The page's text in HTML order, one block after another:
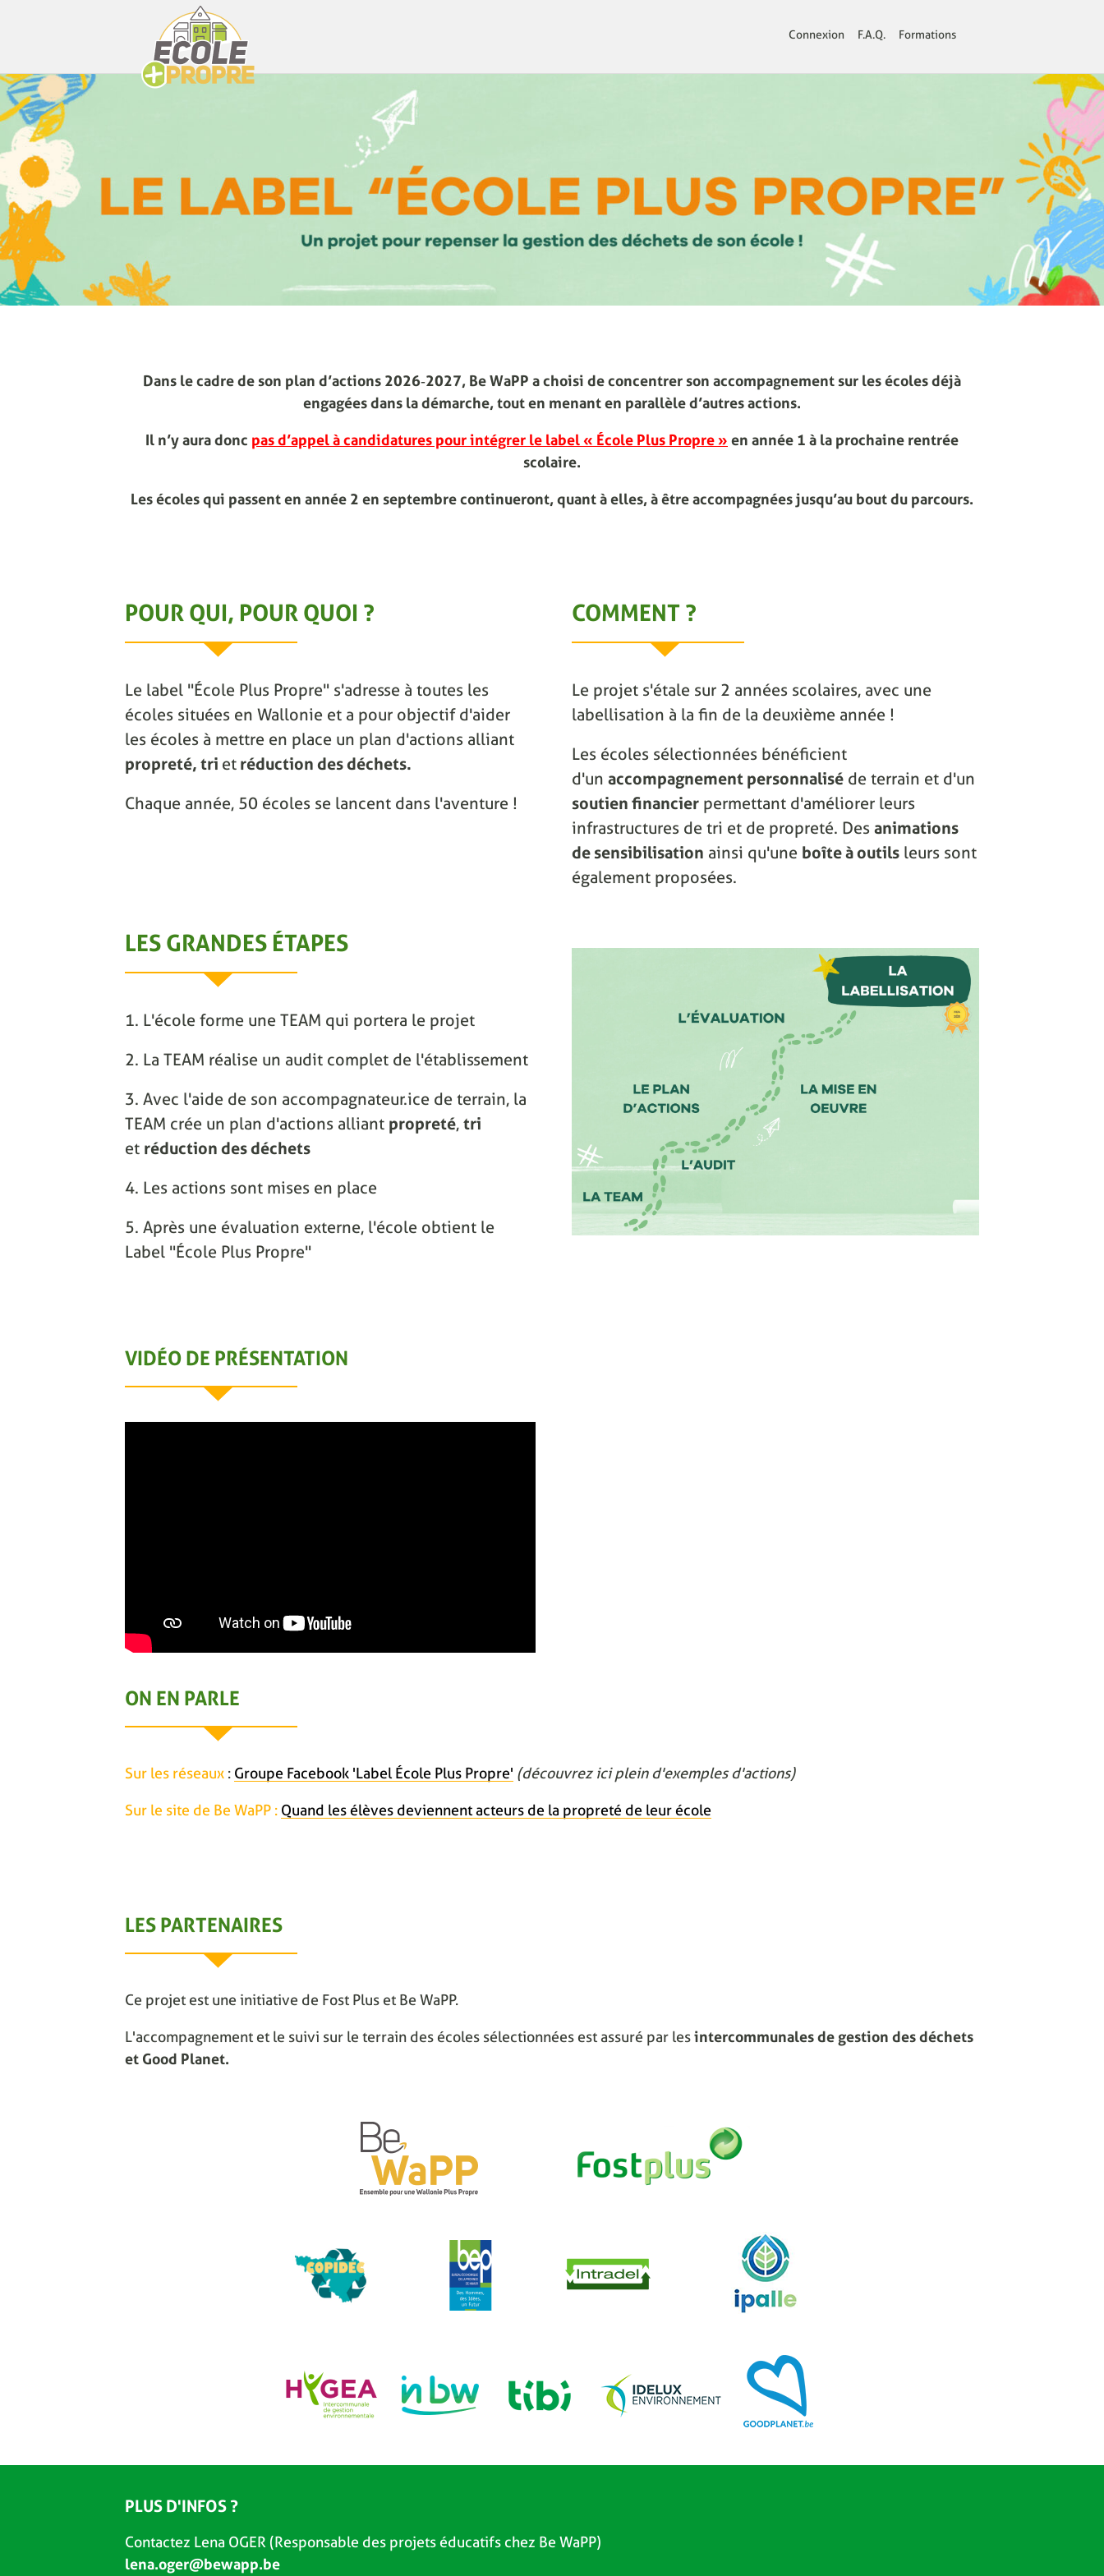
Connexion F.A.Q. Formations
Dans le cadre de son plan d’actions 2026‑2027, Be WaPP a choisi de concentrer son accompagnement sur les écoles déjà
engagées dans la démarche, tout en menant en parallèle d’autres actions.
Il n’y aura donc pas d’appel à candidatures pour intégrer le label « École Plus Propre » en année 1 à la prochaine rentrée
scolaire.
Les écoles qui passent en année 2 en septembre continueront, quant à elles, à être accompagnées jusqu’au bout du parcours.
POUR QUI, POUR QUOI ?
Le label "École Plus Propre" s'adresse à toutes les
écoles situées en Wallonie et a pour objectif d'aider
les écoles à mettre en place un plan d'actions alliant
propreté, tri et réduction des déchets.
Chaque année, 50 écoles se lancent dans l'aventure !
COMMENT ?
Le projet s'étale sur 2 années scolaires, avec une
labellisation à la fin de la deuxième année !
Les écoles sélectionnées bénéficient
d'un accompagnement personnalisé de terrain et d'un
soutien financier permettant d'améliorer leurs
infrastructures de tri et de propreté. Des animations
de sensibilisation ainsi qu'une boîte à outils leurs sont
également proposées.
LES GRANDES ÉTAPES
1. L'école forme une TEAM qui portera le projet
2. La TEAM réalise un audit complet de l'établissement
3. Avec l'aide de son accompagnateur.ice de terrain, la
TEAM crée un plan d'actions alliant propreté, tri
et réduction des déchets
4. Les actions sont mises en place
5. Après une évaluation externe, l'école obtient le
Label "École Plus Propre"
VIDÉO DE PRÉSENTATION
ON EN PARLE
Sur les réseaux : Groupe Facebook 'Label École Plus Propre' (découvrez ici plein d'exemples d'actions)
Sur le site de Be WaPP : Quand les élèves deviennent acteurs de la propreté de leur école
LES PARTENAIRES
Ce projet est une initiative de Fost Plus et Be WaPP.
L'accompagnement et le suivi sur le terrain des écoles sélectionnées est assuré par lesintercommunales de gestion des déchets
et Good Planet.
PLUS D'INFOS ?
Contactez Lena OGER (Responsable des projets éducatifs chez Be WaPP)
lena.oger@bewapp.be